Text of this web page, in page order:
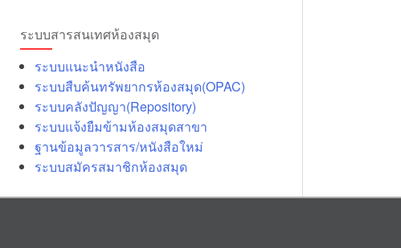
ระบบสารสนเทศห้องสมุด
ระบบแนะนำหนังสือ
ระบบสืบค้นทรัพยากรห้องสมุด(OPAC)
ระบบคลังปัญญา(Repository)
ระบบแจ้งยืมข้ามห้องสมุดสาขา
ฐานข้อมูลวารสาร/หนังสือใหม่
ระบบสมัครสมาชิกห้องสมุด